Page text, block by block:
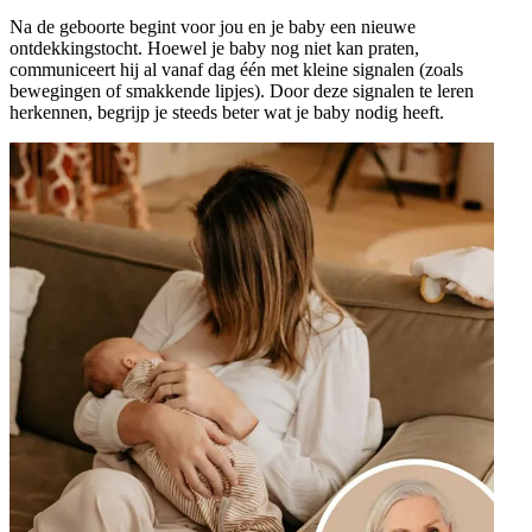
Na de geboorte begint voor jou en je baby een nieuwe
ontdekkingstocht. Hoewel je baby nog niet kan praten,
communiceert hij al vanaf dag één met kleine signalen (zoals
bewegingen of smakkende lipjes). Door deze signalen te leren
herkennen, begrijp je steeds beter wat je baby nodig heeft.